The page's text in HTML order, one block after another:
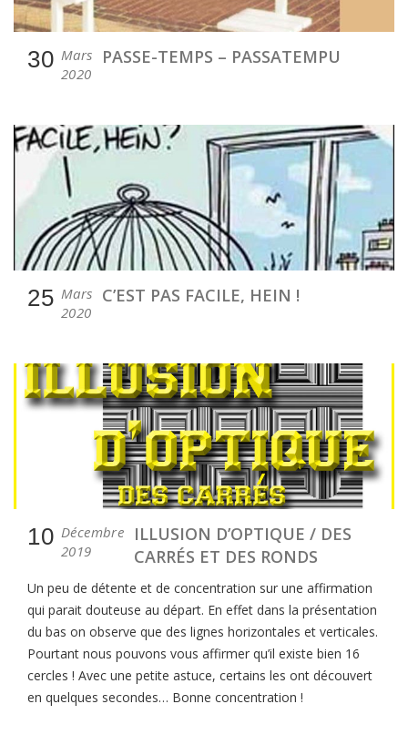
30 Mars
2020
PASSE-TEMPS – PASSATEMPU
25 Mars
2020
C’EST PAS FACILE, HEIN !
10 Décembre
2019
ILLUSION D’OPTIQUE / DES
CARRÉS ET DES RONDS
Un peu de détente et de concentration sur une affirmation
qui parait douteuse au départ. En effet dans la présentation
du bas on observe que des lignes horizontales et verticales.
Pourtant nous pouvons vous affirmer qu’il existe bien 16
cercles ! Avec une petite astuce, certains les ont découvert
en quelques secondes… Bonne concentration !